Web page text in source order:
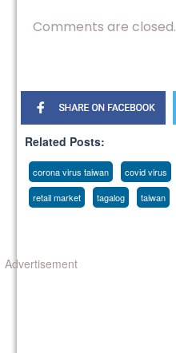
Comments are closed.
Related Posts:
corona virus taiwan covid virus
retail market
tagalog taiwan
Advertisement